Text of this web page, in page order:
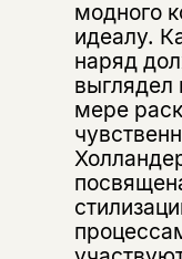
модного
идеалу.
наряд
выглядел
мере